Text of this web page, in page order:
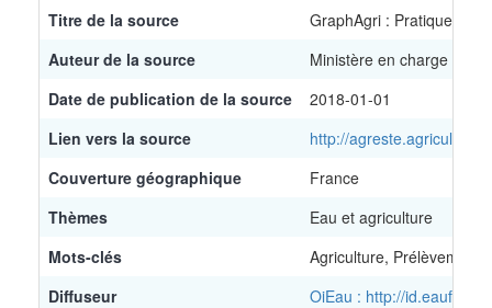
Titre de la source
GraphAgri : Pratiques
Auteur de la source
Ministère en charge de
Date de publication de la source
2018-01-01
Lien vers la source
http://
Couverture géographique
France
Thèmes
Eau et agriculture
Mots-clés
Agriculture, Prélèvement
Diffuseur
OiEau : http://